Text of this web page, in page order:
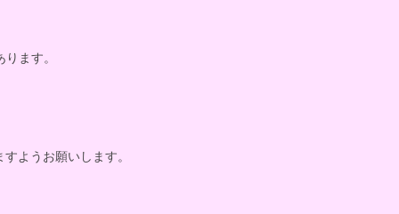
ます。
ようお願いします。